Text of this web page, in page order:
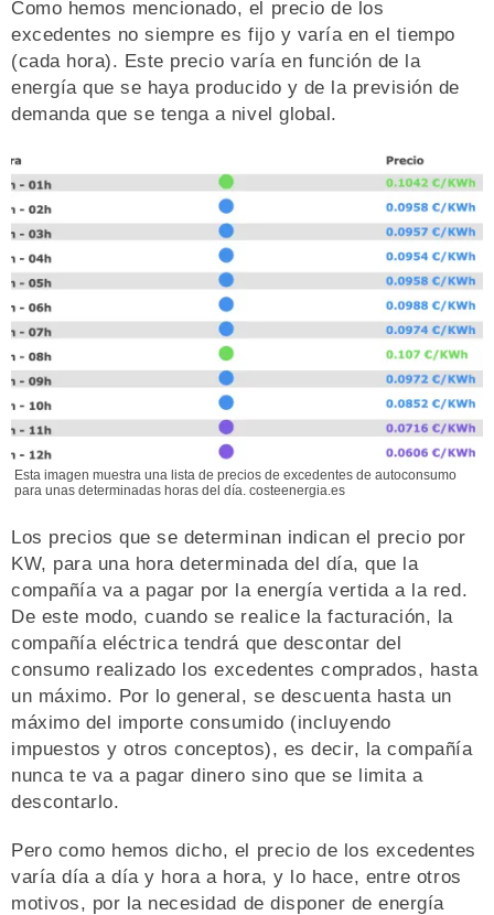
Como hemos mencionado, el precio de los
excedentes no siempre es fijo y varía en el tiempo
(cada hora). Este precio varía en función de la
energía que se haya producido y de la previsión de
demanda que se tenga a nivel global.
Esta imagen muestra una lista de precios de excedentes de autoconsumo
para unas determinadas horas del día. costeenergia.es
Los precios que se determinan indican el precio por
KW, para una hora determinada del día, que la
compañía va a pagar por la energía vertida a la red.
De este modo, cuando se realice la facturación, la
compañía eléctrica tendrá que descontar del
consumo realizado los excedentes comprados, hasta
un máximo. Por lo general, se descuenta hasta un
máximo del importe consumido (incluyendo
impuestos y otros conceptos), es decir, la compañía
nunca te va a pagar dinero sino que se limita a
descontarlo.
Pero como hemos dicho, el precio de los excedentes
varía día a día y hora a hora, y lo hace, entre otros
motivos, por la necesidad de disponer de energía